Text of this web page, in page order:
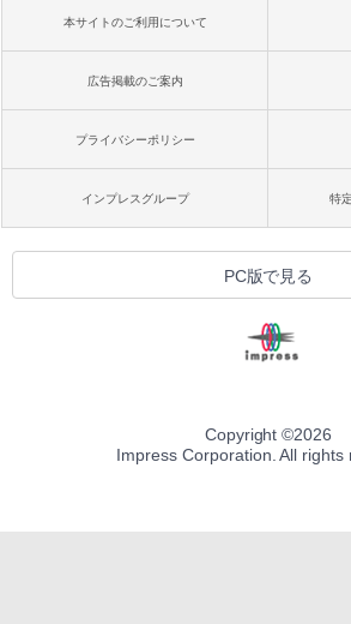
本サイトのご利用について
広告掲載のご案内
プライバシーポリシー
インプレスグループ 特
PC版で見る
Copyright ©2026
Impress Corporation. All rights